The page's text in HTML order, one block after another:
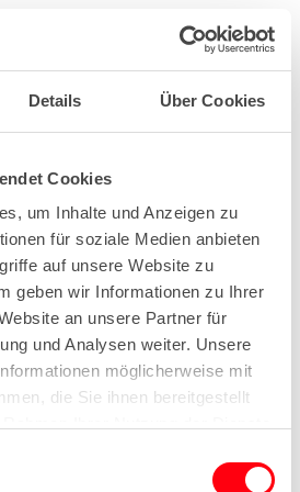
Details Über Cookies
Cookies
um Inhalte und Anzeigen zu
für soziale Medien anbieten
auf unsere Website zu
geben wir Informationen zu Ihrer
an unsere Partner für
und Analysen weiter. Unsere
möglicherweise mit
die Sie ihnen bereitgestellt